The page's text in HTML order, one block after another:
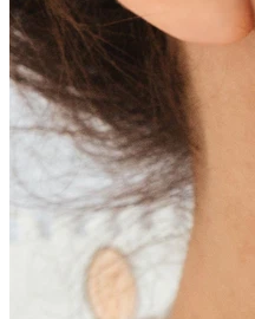
Korva